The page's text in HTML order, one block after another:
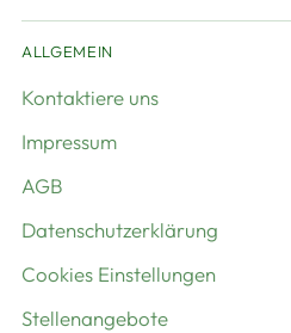
ALLGEMEIN
Kontaktiere uns
Impressum
AGB
Datenschutzerklärung
Cookies Einstellungen
Stellenangebote